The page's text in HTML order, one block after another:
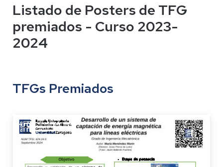
Listado de Posters de TFG
premiados - Curso 2023-
2024
TFGs Premiados